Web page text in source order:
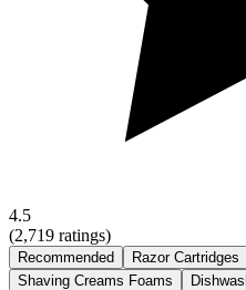
4.5
(2,719 ratings)
Recommended Razor Cartridges
Shaving Creams Foams